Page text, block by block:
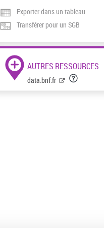
Exporter dans un tableau
Transférer pour un SGB
AUTRES RESSOURCES
data.bnf.fr